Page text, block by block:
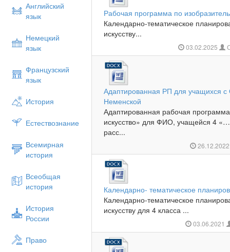
Английский
язык
Немецкий
язык
Французский
язык
История
Естествознание
Всемирная
история
Всеобщая
история
История
России
Право
Рабочая программа по
Календарно-тематическое
искусству...
03.02.2025
Адаптированная РП для учащихся
Неменской
Адаптированная рабочая
искусство» для ФИО, учащейся
расс...
Календарно- тематическое
Календарно-тематическое
искусству для 4 класса ...
03.06.2021